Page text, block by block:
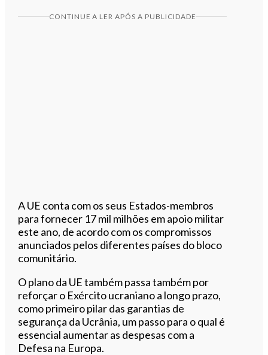
CONTINUE A LER APÓS A PUBLICIDADE
A UE conta com os seus Estados-membros
para fornecer 17 mil milhões em apoio militar
este ano, de acordo com os compromissos
anunciados pelos diferentes países do bloco
comunitário.
O plano da UE também passa também por
reforçar o Exército ucraniano a longo prazo,
como primeiro pilar das garantias de
segurança da Ucrânia, um passo para o qual é
essencial aumentar as despesas com a
Defesa na Europa.